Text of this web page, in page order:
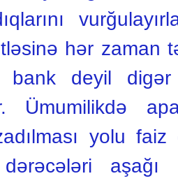
hər zaman
bank deyil
Ümumilikdə
yolu faiz
aşağı